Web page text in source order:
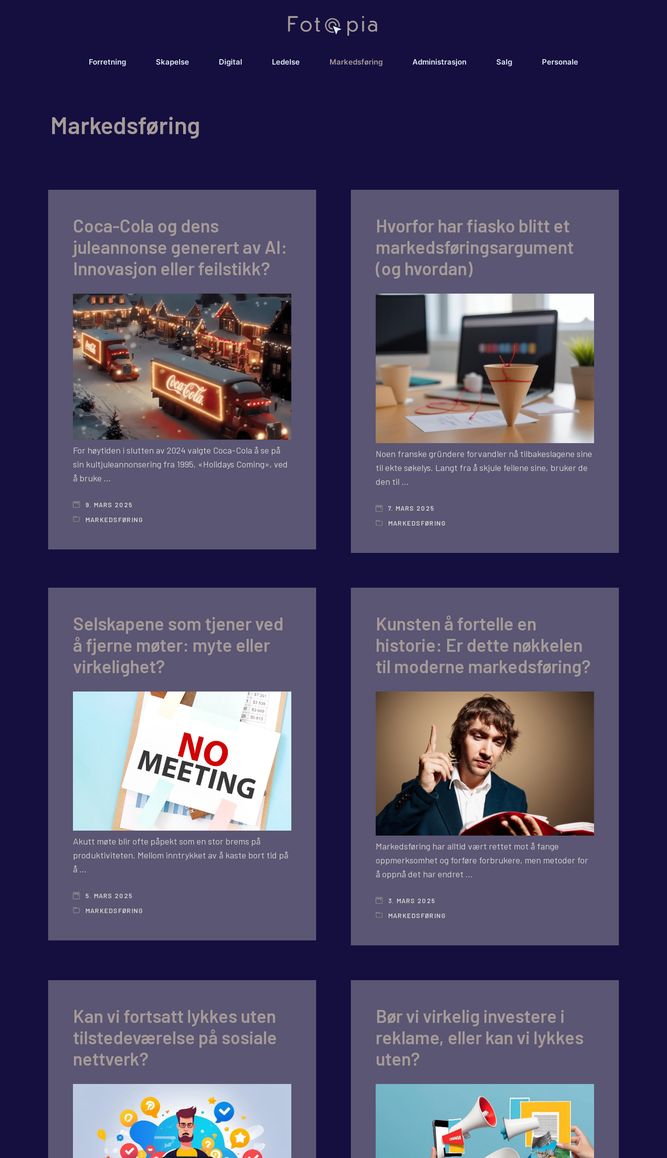
Forretning Skapelse Digital Ledelse Markedsføring Administrasjon Salg Personale
Markedsføring
Coca-Cola og dens
juleannonse generert av AI:
Innovasjon eller feilstikk?
For høytiden i slutten av 2024 valgte Coca-Cola å se på
sin kultjuleannonsering fra 1995, «Holidays Coming», ved
å bruke …
9. MARS 2025
MARKEDSFØRING
Hvorfor har fiasko blitt et
markedsføringsargument
(og hvordan)
Noen franske gründere forvandler nå tilbakeslagene sine
til ekte søkelys. Langt fra å skjule feilene sine, bruker de
den til …
7. MARS 2025
MARKEDSFØRING
Selskapene som tjener ved
å fjerne møter: myte eller
virkelighet?
Akutt møte blir ofte påpekt som en stor brems på
produktiviteten. Mellom inntrykket av å kaste bort tid på
å …
5. MARS 2025
MARKEDSFØRING
Kunsten å fortelle en
historie: Er dette nøkkelen
til moderne markedsføring?
Markedsføring har alltid vært rettet mot å fange
oppmerksomhet og forføre forbrukere, men metoder for
å oppnå det har endret …
3. MARS 2025
MARKEDSFØRING
Kan vi fortsatt lykkes uten
tilstedeværelse på sosiale
nettverk?
Bør vi virkelig investere i
reklame, eller kan vi lykkes
uten?